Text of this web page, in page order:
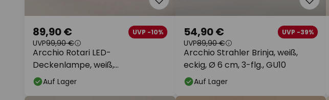
Arcchio Rotari LED-
Deckenlampe, weiß,
schwenkbar, Metall
89,90 € UVP -10%
UVP99,90 €
Auf Lager
Arcchio Strahler Brinja, weiß,
eckig, Ø 6 cm, 3-flg., GU10
54,90 € UVP -39%
UVP89,90 €
Auf Lager